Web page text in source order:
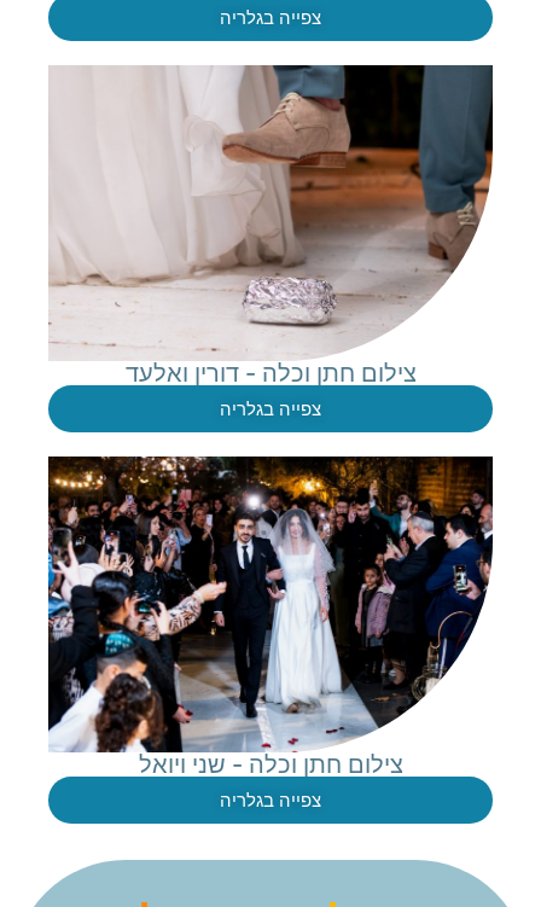
צפייה בגלריה
צילום חתן וכלה - דורין ואלעד
צפייה בגלריה
צילום חתן וכלה - שני ויואל
צפייה בגלריה